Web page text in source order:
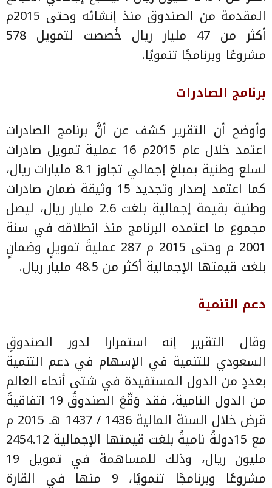
المقدمة من الصندوق منذ إنشائه وحتى 2015م
أكثر من 47 مليار ريال خُصصت لتمويل 578
مشروعًا وبرنامجًا تنمويًا.
برنامج الصادرات
وأوضح أن التقرير كشف عن أنَّ برنامج الصادرات
اعتمد خلال عام 2015م 16 عملية تمويل صادرات
لسلع وطنية بمبلغ إجمالي تجاوز 8.1 مليارات ريال،
كما اعتمد إصدار وتجديد 15 وثيقة ضمان صادرات
وطنية بقيمة إجمالية بلغت 2.6 مليار ريال، ليصل
مجموع ما اعتمده البرنامج منذ انطلاقه في سنة
2001 م وحتى 2015 م 287 عمليةَ تمويلٍ وضمانٍ
بلغت قيمتها الإجمالية أكثر من 48.5 مليار ريال.
دعم التنمية
وقال التقرير إنه استمرارا لدور الصندوقِ
السعودي للتنمية في الإسهام في دعم التنمية
بعددٍ من الدول المستفيدة في شتى أنحاء العالم
من الدول النامية، فقد وَقّعَ الصندوقُ 19 اتفاقيةَ
قرض خلال السنة المالية 1436 / 1437 هـ 2015 م
مع 15دولةً ناميةً بلغت قيمتها الإجمالية 2454.12
مليون ريال، وذلك للمساهمة في تمويل 19
مشروعًا وبرنامجًا تنمويًا، 9 منها في القارة